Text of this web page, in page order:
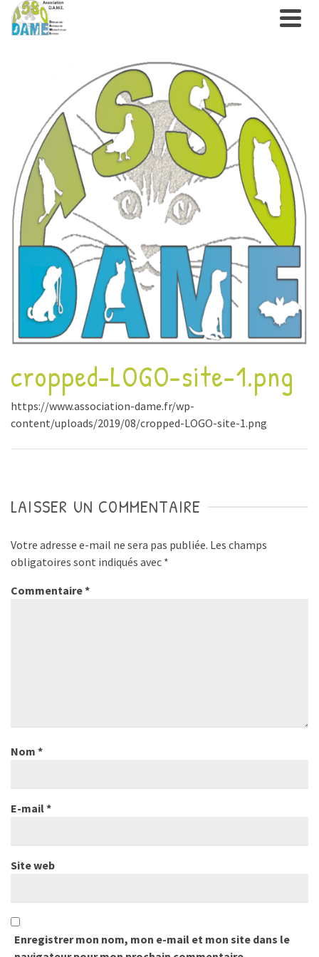
cropped-LOGO-site-1.png
https://www.association-dame.fr/wp-
content/uploads/2019/08/cropped-LOGO-site-1.png
LAISSER UN COMMENTAIRE
Votre adresse e-mail ne sera pas publiée. Les champs
obligatoires sont indiqués avec *
Commentaire*
Nom *
E-mail*
Site web
Enregistrer mon nom, mon e-mail et mon site dans le